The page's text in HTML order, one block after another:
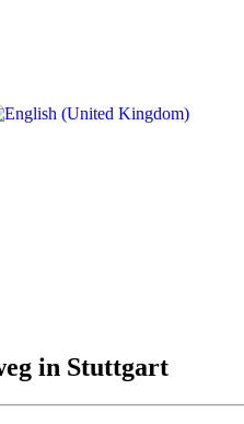
in Stuttgart